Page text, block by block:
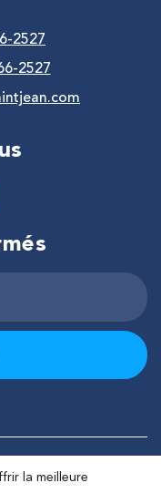
2527
2527
la meilleure